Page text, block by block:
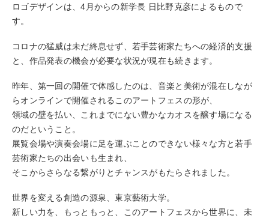
ロゴデザインは、4月からの新学長 日比野克彦によるもので
す。
コロナの猛威は未だ終息せず、若手芸術家たちへの経済的支援
と、作品発表の機会が必要な状況が現在も続きます。
昨年、第一回の開催で体感したのは、音楽と美術が混在しなが
らオンラインで開催されるこのアートフェスの形が、
領域の壁を払い、これまでにない豊かなカオスを醸す場になる
のだということ。
展覧会場や演奏会場に足を運ぶことのできない様々な方と若手
芸術家たちの出会いも生まれ、
そこからさらなる繋がりとチャンスがもたらされました。
世界を変える創造の源泉、東京藝術大学。
新しい力を、もっともっと、このアートフェスから世界に、未